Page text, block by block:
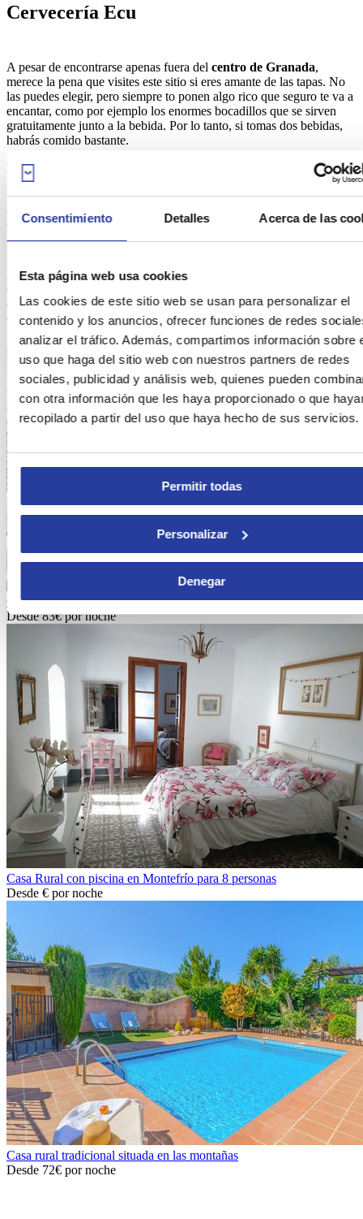
Consentimiento Detalles Acerca de las
Esta página web usa cookies
Las cookies de este sitio web se usan para personalizar el
contenido y los anuncios, ofrecer funciones de redes
analizar el tráfico. Además, compartimos información sobre
uso que haga del sitio web con nuestros partners de redes
sociales, publicidad y análisis web, quienes pueden
con otra información que les haya proporcionado o que
recopilado a partir del uso que haya hecho de sus servicios.
Permitir todas
Personalizar
Denegar
Cervecería Ecu
A pesar de encontrarse apenas fuera del centro de Granada,
merece la pena que visites este sitio si eres amante de las tapas. No
las puedes elegir, pero siempre to ponen algo rico que seguro te va a
encantar, como por ejemplo los enormes bocadillos que se sirven
gratuitamente junto a la bebida. Por lo tanto, si tomas dos bebidas,
habrás comido bastante.
Dirección de Cervecería Ecu
: Paseo Emperador Carlos V, 7
Dónde alojarse en Granada
Lo único mejor que comer tapas en Granada es descansar y relajarse
en una de las mejores
desconectar después de haberte deleitado con las mejores tapas de la
ciudad a lo largo del día.
Casa elegante con jardín y piscina en El Pinar
Desde83€por noche
Casa Rural con piscina en Montefrío para 8 personas
Desde € por noche
Casa rural tradicional situada en las montañas
Desde 72€ por noche